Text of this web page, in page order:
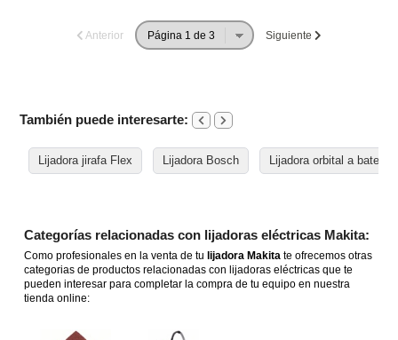
Anterior Siguiente
También puede interesarte:
Lijadora jirafa Flex Lijadora Bosch Lijadora orbital a bateria
Categorías relacionadas con lijadoras eléctricas Makita:
Como profesionales en la venta de tu lijadora Makita te ofrecemos otras
categorias de productos relacionadas con lijadoras eléctricas que te
pueden interesar para completar la compra de tu equipo en nuestra
tienda online: